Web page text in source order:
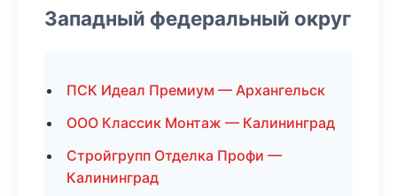
Западный федеральный округ
ПСК Идеал Премиум — Архангельск
ООО Классик Монтаж — Калининград
Стройгрупп Отделка Профи —
Калининград